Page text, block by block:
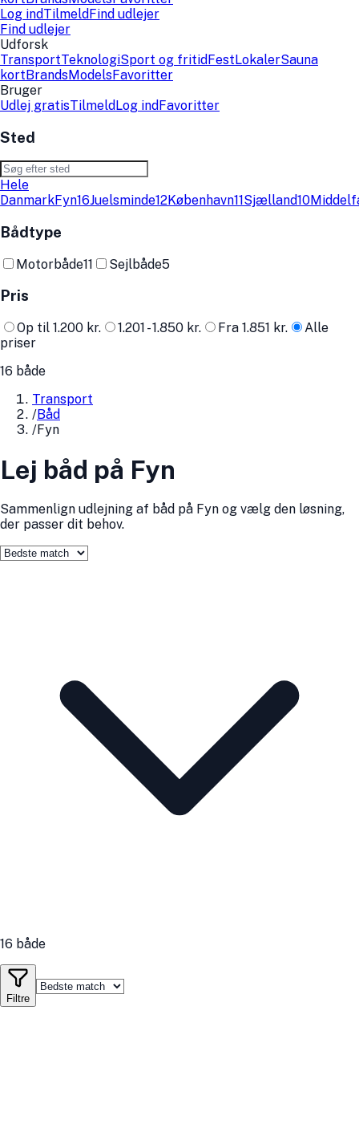
Log indTilmeldFind udlejer
Find udlejer
Udforsk
TransportTeknologiSport og fritidFestLokalerSauna
kortBrandsModelsFavoritter
Bruger
Udlej gratisTilmeldLog indFavoritter
Sted
Hele
DanmarkFyn16Juelsminde12København11 Sjælland10
Bådtype
Motorbåde11 Sejlbåde5
Pris
Op til 1.200 kr. 1.201 - 1.850 kr. Fra 1.851 kr.
Alle
priser
16 både
Transport
/Båd
/Fyn
Lej båd på Fyn
Sammenlign udlejning af båd på Fyn og vælg den løsning,
der passer dit behov.
16 både
Filtre